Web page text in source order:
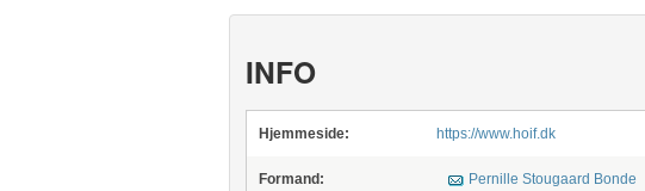
INFO
Hjemmeside: https://www.hoif.dk
Formand: Pernille Stougaard Bonde